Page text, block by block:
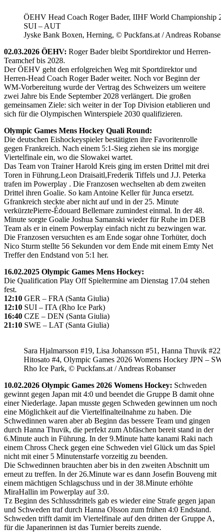
ÖEHV Head Coach Roger Bader, IIHF World Championship
SUI – AUT
Jyske Bank Boxen, Herning, © Puckfans.at / Andreas
02.03.2026 ÖEHV: Roger Bader bleibt Sportdirektor und Herren-
Teamchef bis 2028.
Der ÖEHV geht den erfolgreichen Weg mit Sportdirektor und
Herren-Head Coach Roger Bader weiter. Noch vor Beginn der
WM-Vorbereitung wurde der Vertrag des Schweizers um weitere
zwei Jahre bis Ende September 2028 verlängert. Die großen
gemeinsamen Ziele: sich weiter in der Top Division etablieren und
sich für die Olympischen Winterspiele 2030 qualifizieren.
Olympic Games Mens Hockey Quali Round:
Die deutschen Eishockeyspieler bestätigten ihre Favoritenrolle
gegen Frankreich. Nach einem 5:1-Sieg ziehen sie ins morgige
Viertelfinale ein, wo die Slowakei wartet.
Das Team von Trainer Harold Kreis ging im ersten Drittel mit drei
Toren in Führung.Leon Draisaitl,Frederik Tiffels und J.J. Peterka
trafen im Powerplay . Die Franzosen wechselten ab dem zweiten
Drittel ihren Goalie. So kam Antoine Keller für Junca ersetzt.
Gfrankreich steckte aber nicht auf und in der 25. Minute
verkürztePierre-Édouard Bellemare zumindest einmal. In der 48.
Minute sorgte Goalie Joshua Samanski wieder für Ruhe im DEB
Team als er in einem Powerplay einfach nicht zu bezwingen war.
Die Franzosen versuchten es am Ende sogar ohne Torhüter, doch
Nico Sturm stellte 56 Sekunden vor dem Ende mit einem Emty Net
Treffer den Endstand von 5:1 her.
16.02.2025 Olympic Games Mens Hockey:
Die Qualification Play Off Spieltermine am Dienstag 17.04 stehen
fest.
12:10 GER – FRA (Santa Giulia)
12:10 SUI – ITA (Rho Ice Park)
16:40 CZE – DEN (Santa Giulia)
21:10 SWE – LAT (Santa Giulia)
Sara Hjalmarsson #19, Lisa Johansson #51, Hanna Thuvik
Hitosato #4, Olympic Games 2026 Womens Hockey JPN –
Rho Ice Park, © Puckfans.at / Andreas Robanser
10.02.2026 Olympic Games 2026 Womens Hockey: Schweden
gewinnt gegen Japan mit 4:0 und beendet die Gruppe B damit ohne
einer Niederlage. Japan musste gegen Schweden gewinnen um noch
eine Möglichkeit auf die Viertelfinalteilnahme zu haben. Die
Schwedinnen waren aber ab Beginn das bessere Team und gingen
durch Hanna Thuvik, die perfekt zum Abfäschen bereit stand in der
6.Minute auch in Führung. In der 9.Minute hatte kanami Raki nach
einem Chross Check gegen eine Schweden viel Glück um das Spiel
nicht mit einer 5 Minutenstarfe vorzeitig zu beenden.
Die Schwedinnen brauchten aber bis in den zweiten Abschnitt um
erneut zu treffen. In der 26.Minute war es dann Josefin Bouveng mit
einem mächtigen Schlagschuss und in der 38.Minute erhöhte
MiraHallin im Powerplay auf 3:0.
Tz Beginn des Schlussdrittels gab es wieder eine Strafe gegen japan
und Schweden traf durch Hanna Olsson zum frühen 4:0 Endstand.
Schweden trifft damit im Viertelfinale auf den dritten der Gruppe A,
für die Japanerinnen ist das Turnier bereits zuende.